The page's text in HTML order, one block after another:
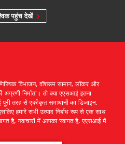
पहुंच देखें
विभाजन, वॉशरूम सामान, लॉकर और
अग्रणी निर्माता। तो क्या एएसआई इतना
तरह से एकीकृत समाधानों का डिजाइन,
हमारे सभी उत्पाद निर्बाध रूप से एक साथ
है, नवाचारों में आपका स्वागत है, एएसआई में